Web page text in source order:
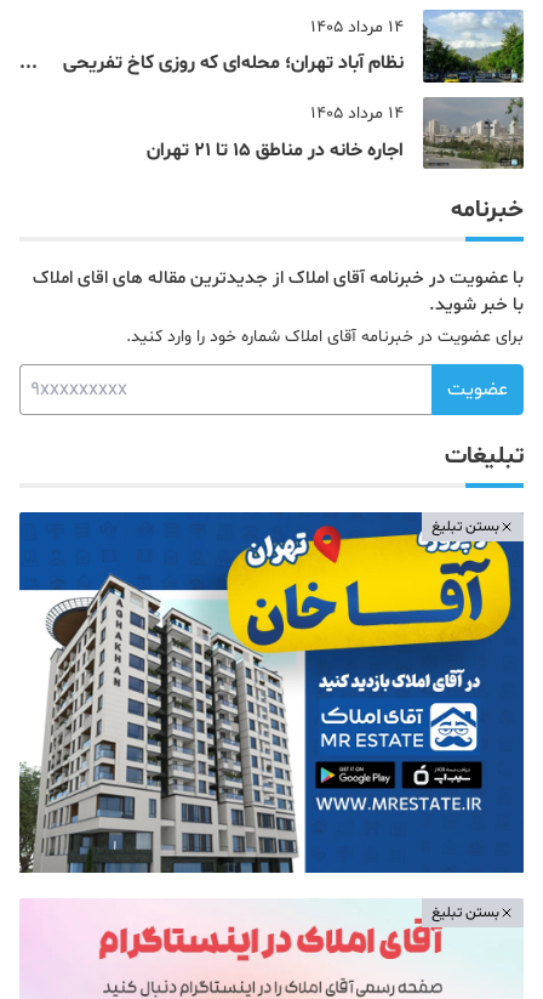
14 مرداد 1405
نظام‌ آباد تهران؛ محله‌ای که روزی کاخ تفریحی
14 مرداد 1405
اجاره خانه در مناطق 15 تا 21 تهران
خبرنامه
با عضویت در خبرنامه آقای املاک از جدیدترین مقاله های اقای املاک
با خبر شوید.
برای عضویت در خبرنامه آقای املاک شماره خود را وارد کنید.
عضویت
تبلیغات
بستن تبلیغ
بستن تبلیغ